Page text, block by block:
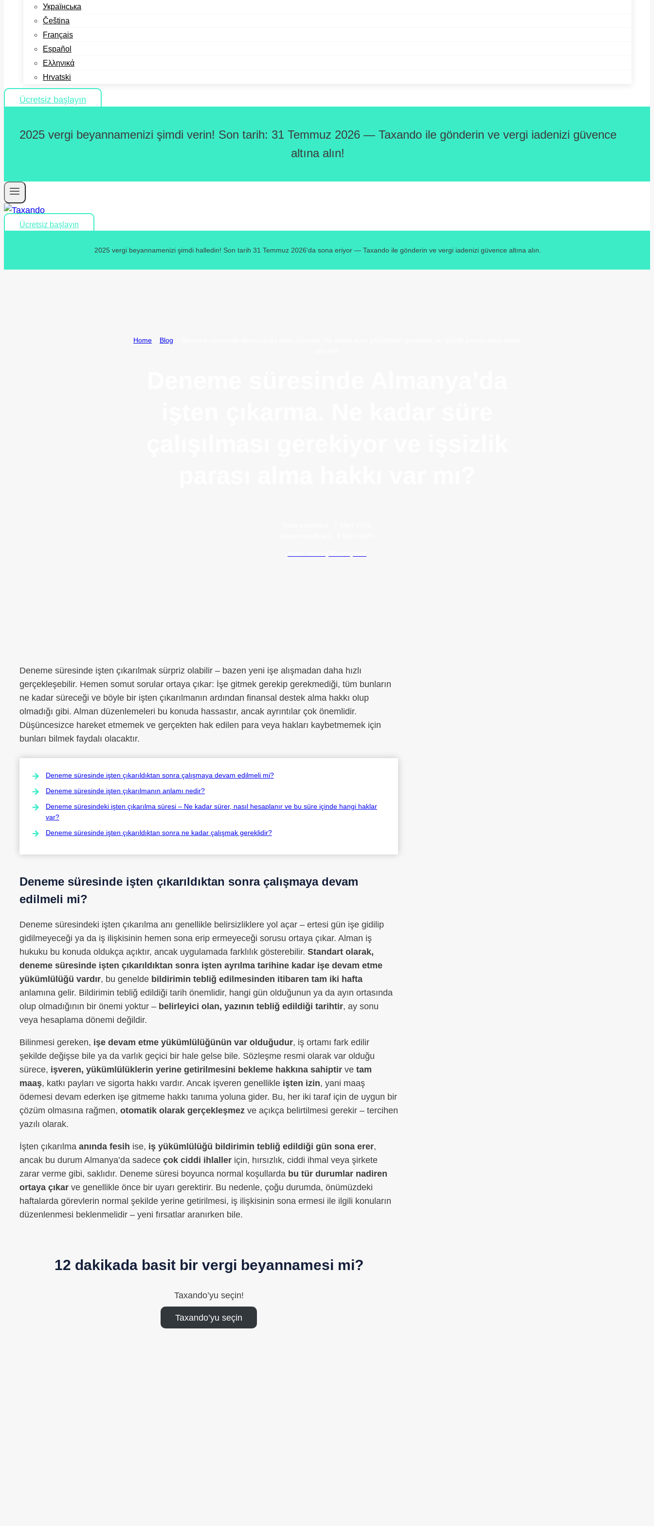
Українська
Čeština
Français
Español
Ελληνικά
Hrvatski
Ücretsiz başlayın
2025 vergi beyannamenizi şimdi verin! Son tarih: 31 Temmuz 2026 — Taxando ile gönderin ve vergi iadenizi güvence
altına alın!
Ücretsiz başlayın
2025 vergi beyannamenizi şimdi halledin! Son tarih 31 Temmuz 2026'da sona eriyor — Taxando ile gönderin ve vergi iadenizi güvence altına alın.
Home Blog
Deneme süresinde işten çıkarılmak sürpriz olabilir – bazen yeni işe alışmadan daha hızlı
gerçekleşebilir. Hemen somut sorular ortaya çıkar: İşe gitmek gerekip gerekmediği, tüm bunların
ne kadar süreceği ve böyle bir işten çıkarılmanın ardından finansal destek alma hakkı olup
olmadığı gibi. Alman düzenlemeleri bu konuda hassastır, ancak ayrıntılar çok önemlidir.
Düşüncesizce hareket etmemek ve gerçekten hak edilen para veya hakları kaybetmemek için
bunları bilmek faydalı olacaktır.
Deneme süresinde işten çıkarıldıktan sonra çalışmaya devam edilmeli mi?
Deneme süresinde işten çıkarılmanın anlamı nedir?
Deneme süresindeki işten çıkarılma süresi – Ne kadar sürer, nasıl hesaplanır ve bu süre içinde hangi haklar
var?
Deneme süresinde işten çıkarıldıktan sonra ne kadar çalışmak gereklidir?
Deneme süresinde işten çıkarıldıktan sonra çalışmaya devam
edilmeli mi?
Deneme süresindeki işten çıkarılma anı genellikle belirsizliklere yol açar – ertesi gün işe gidilip
gidilmeyeceği ya da iş ilişkisinin hemen sona erip ermeyeceği sorusu ortaya çıkar. Alman iş
hukuku bu konuda oldukça açıktır, ancak uygulamada farklılık gösterebilir. Standart olarak,
deneme süresinde işten çıkarıldıktan sonra işten ayrılma tarihine kadar işe devam etme
yükümlülüğü vardır, bu genelde bildirimin tebliğ edilmesinden itibaren tam iki hafta
anlamına gelir. Bildirimin tebliğ edildiği tarih önemlidir, hangi gün olduğunun ya da ayın ortasında
olup olmadığının bir önemi yoktur – belirleyici olan, yazının tebliğ edildiği tarihtir, ay sonu
veya hesaplama dönemi değildir.
Bilinmesi gereken, işe devam etme yükümlülüğünün var olduğudur, iş ortamı fark edilir
şekilde değişse bile ya da varlık geçici bir hale gelse bile. Sözleşme resmi olarak var olduğu
sürece, işveren, yükümlülüklerin yerine getirilmesini bekleme hakkına sahiptir ve tam
maaş, katkı payları ve sigorta hakkı vardır. Ancak işveren genellikle işten izin, yani maaş
ödemesi devam ederken işe gitmeme hakkı tanıma yoluna gider. Bu, her iki taraf için de uygun bir
çözüm olmasına rağmen, otomatik olarak gerçekleşmez ve açıkça belirtilmesi gerekir – tercihen
yazılı olarak.
İşten çıkarılma anında fesih ise, iş yükümlülüğü bildirimin tebliğ edildiği gün sona erer,
ancak bu durum Almanya’da sadece çok ciddi ihlaller için, hırsızlık, ciddi ihmal veya şirkete
zarar verme gibi, saklıdır. Deneme süresi boyunca normal koşullarda bu tür durumlar nadiren
ortaya çıkar ve genellikle önce bir uyarı gerektirir. Bu nedenle, çoğu durumda, önümüzdeki
haftalarda görevlerin normal şekilde yerine getirilmesi, iş ilişkisinin sona ermesi ile ilgili konuların
düzenlenmesi beklenmelidir – yeni fırsatlar aranırken bile.
12 dakikada basit bir vergi beyannamesi mi?
Taxando’yu seçin!
Taxando’yu seçin